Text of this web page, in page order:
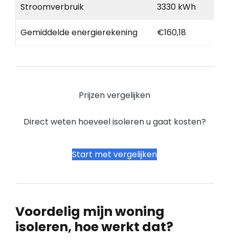
Stroomverbruik 3330 kWh
Gemiddelde energierekening €160,18
Prijzen vergelijken
Direct weten hoeveel isoleren u gaat kosten?
Start met vergelijken
Voordelig mijn woning
isoleren, hoe werkt dat?